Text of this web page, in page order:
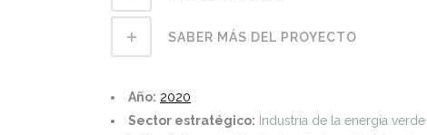
SABER MÁS DEL PROYECTO
Año: 2020
Sector estratégico: Industria de la energía verde